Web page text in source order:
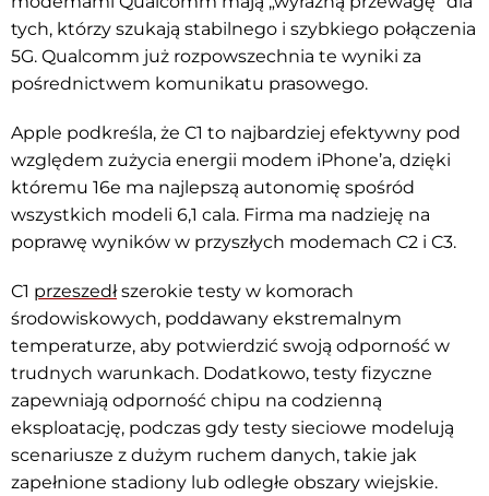
tych, którzy szukają stabilnego i szybkiego połączenia
5G. Qualcomm już rozpowszechnia te wyniki za
pośrednictwem komunikatu prasowego.
Apple podkreśla, że C1 to najbardziej efektywny pod
względem zużycia energii modem iPhone’a, dzięki
któremu 16e ma najlepszą autonomię spośród
wszystkich modeli 6,1 cala. Firma ma nadzieję na
poprawę wyników w przyszłych modemach C2 i C3.
C1 przeszedłszerokie testy w komorach
środowiskowych, poddawany ekstremalnym
temperaturze, aby potwierdzić swoją odporność w
trudnych warunkach. Dodatkowo, testy fizyczne
zapewniają odporność chipu na codzienną
eksploatację, podczas gdy testy sieciowe modelują
scenariusze z dużym ruchem danych, takie jak
zapełnione stadiony lub odległe obszary wiejskie.